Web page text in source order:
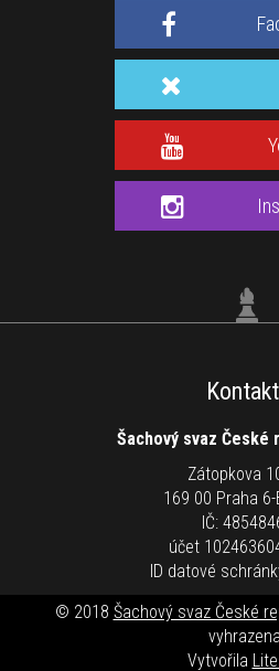
Šachový svaz České
Zátopkova
169 00 Praha
IČ:
účet
ID datové
© 2018 Šachový svaz České
Vytvořila